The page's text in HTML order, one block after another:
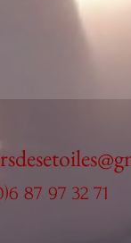
87 97 32 71